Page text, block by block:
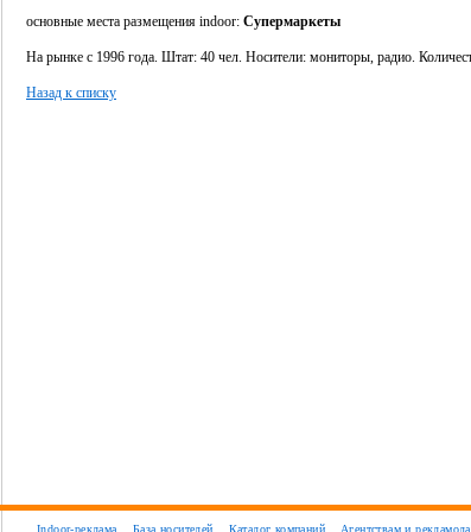
основные места размещения indoor: Супермаркеты
На рынке с 1996 года. Штат: 40 чел. Носители: мониторы, радио.
Назад к списку
Indoor-реклама База носителей Каталог компаний Агентствам и